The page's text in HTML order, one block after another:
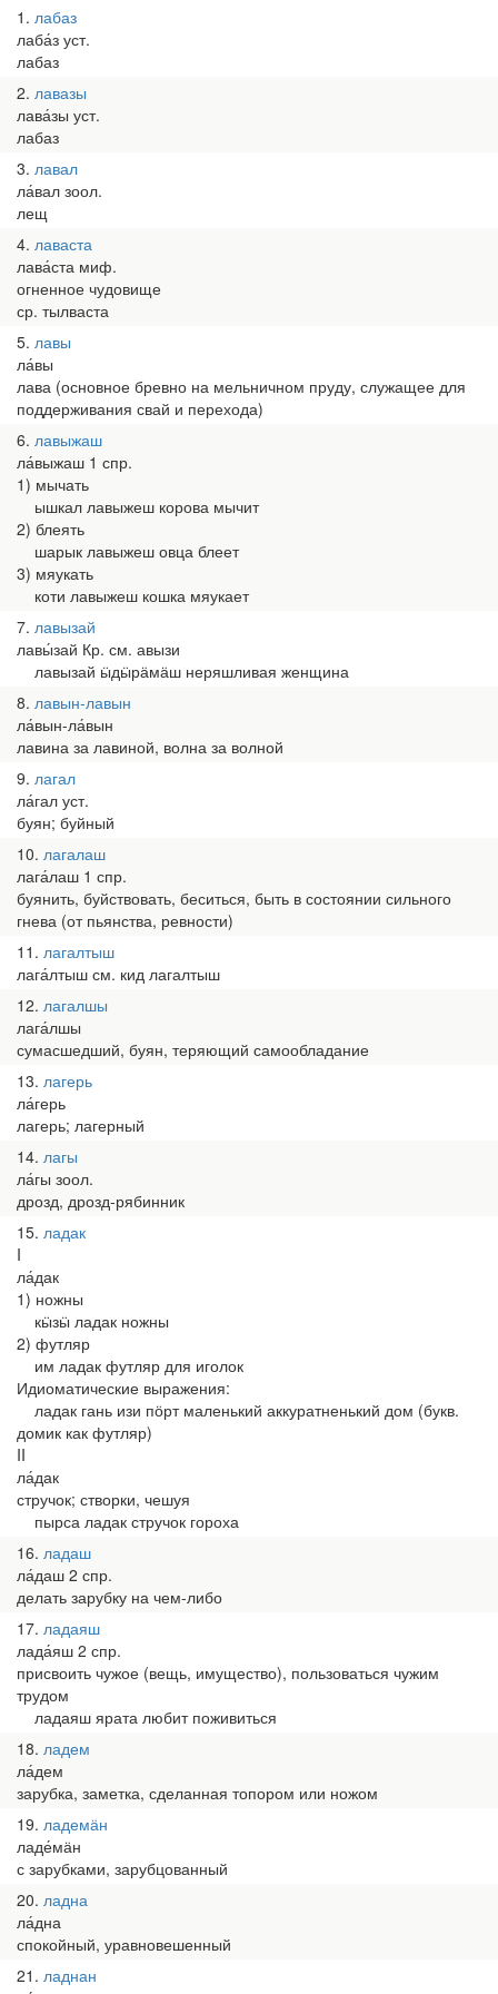
1 лабаз
лаба́з уст.
лабаз
2 лавазы
лава́зы уст.
лабаз
3 лавал
ла́вал зоол.
лещ
4 лаваста
лава́ста миф.
огненное чудовище
ср. тылваста
5 лавы
ла́вы
лава (основное бревно на мельничном пруду, служащее для
поддерживания свай и перехода)
6 лавыжаш
ла́выжаш 1 спр.
1) мычать
ышкал лавыжеш корова мычит
2) блеять
шарык лавыжеш овца блеет
3) мяукать
коти лавыжеш кошка мяукает
7 лавызай
лавы́зай Кр. см. авызи
лавызай ӹдӹрӓмӓш неряшливая женщина
8 лавын-лавын
ла́вын-ла́вын
лавина за лавиной, волна за волной
9 лагал
ла́гал уст.
буян; буйный
10 лагалаш
лага́лаш 1 спр.
буянить, буйствовать, беситься, быть в состоянии сильного
гнева (от пьянства, ревности)
11 лагалтыш
лага́лтыш см. кид лагалтыш
12 лагалшы
лага́лшы
сумасшедший, буян, теряющий самообладание
13 лагерь
ла́герь
лагерь; лагерный
14 лагы
ла́гы зоол.
дрозд, дрозд-рябинник
15 ладак
I
ла́дак
1) ножны
кӹзӹ ладак ножны
2) футляр
им ладак футляр для иголок
Идиоматические выражения:
ладак гань изи пӧрт маленький аккуратненький дом (букв.
домик как футляр)
II
ла́дак
стручок; створки, чешуя
пырса ладак стручок гороха
16 ладаш
ла́даш 2 спр.
делать зарубку на чем-либо
17 ладаяш
лада́яш 2 спр.
присвоить чужое (вещь, имущество), пользоваться чужим
трудом
ладаяш ярата любит поживиться
18 ладем
ла́дем
зарубка, заметка, сделанная топором или ножом
19 ладемӓн
ладе́мӓн
с зарубками, зарубцованный
20 ладна
ла́дна
спокойный, уравновешенный
21 ладнан